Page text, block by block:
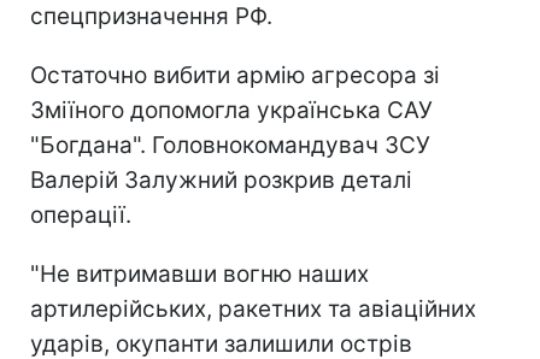
спецпризначення РФ.
Остаточно вибити армію агресора зі
Зміїного допомогла українська САУ
"Богдана". Головнокомандувач ЗСУ
Валерій Залужний розкрив деталі
операції.
"Не витримавши вогню наших
артилерійських, ракетних та авіаційних
ударів, окупанти залишили острів